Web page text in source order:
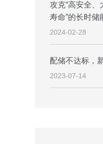
攻克“高安全、
寿命”的长时储
2024-02-28
配储不达标，
2023-07-14